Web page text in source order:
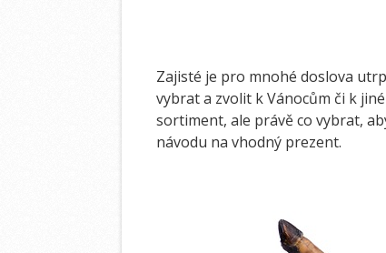
Zajisté je pro mnohé doslova
vybrat a zvolit k Vánocům či k
sortiment, ale právě co vybrat,
návodu na vhodný prezent.